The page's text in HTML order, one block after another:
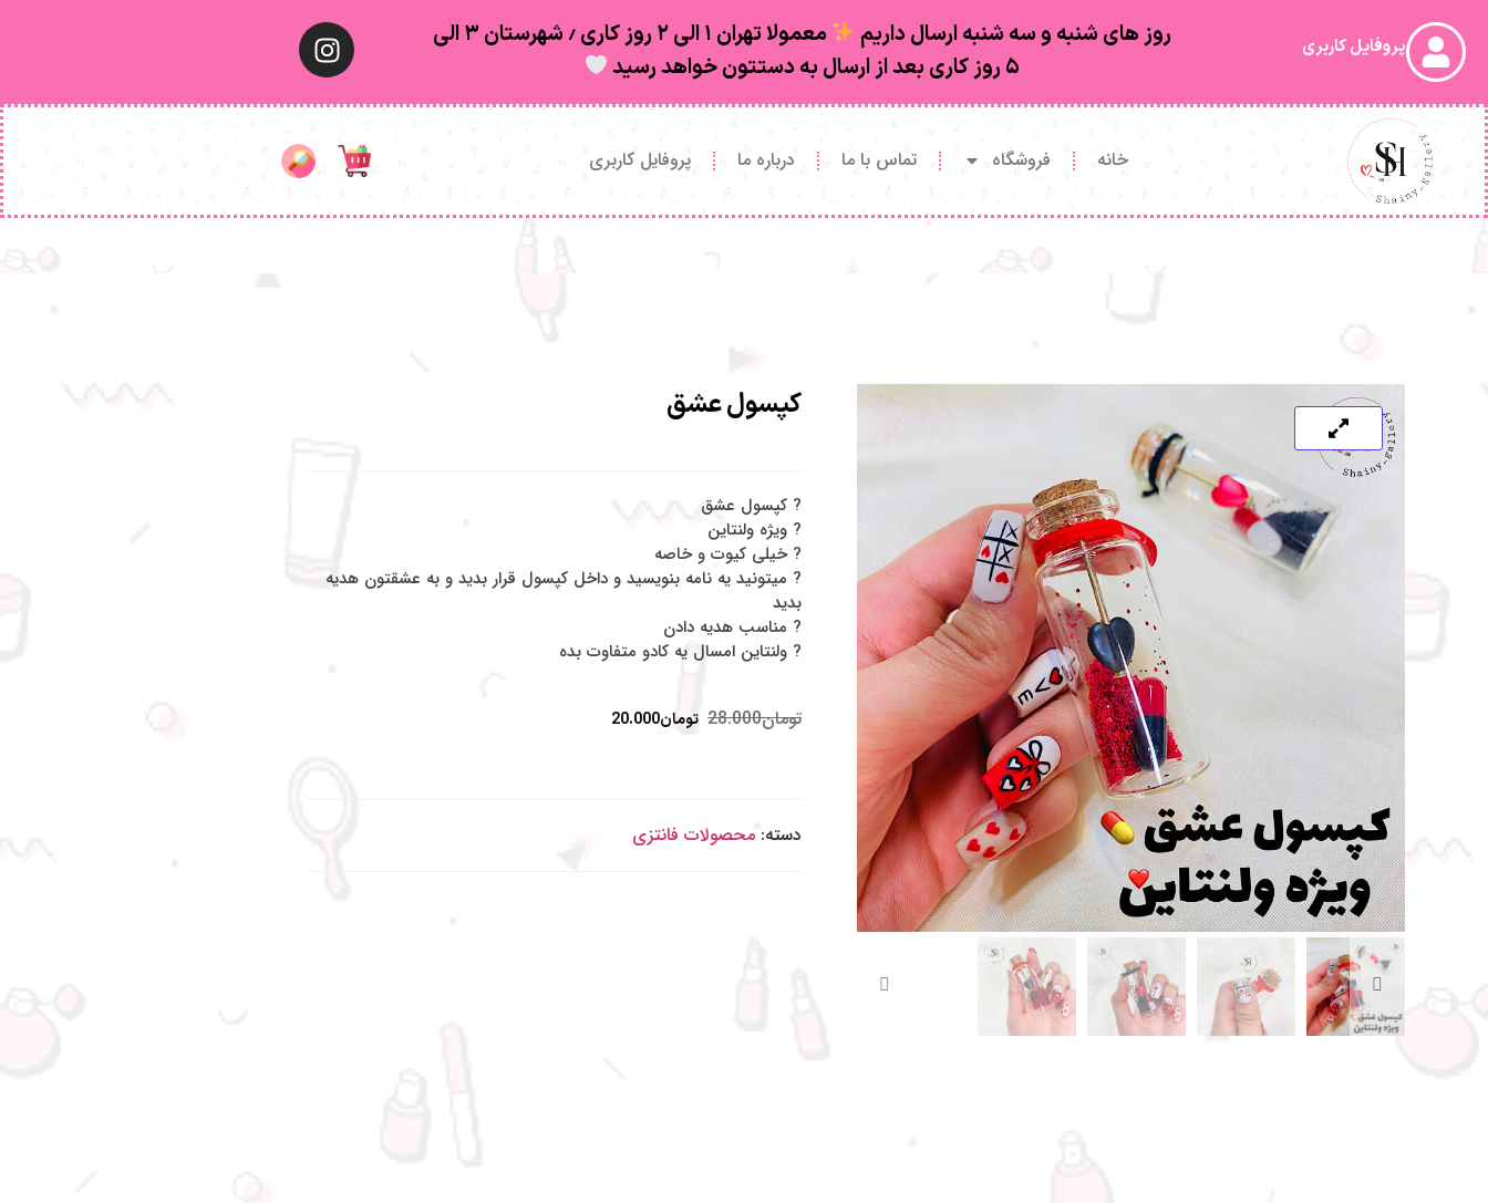
پروفایل کاربری روز های شنبه و سه شنبه ارسال داریم
معمولا تهران ۱ الی ۲ روز‌ کاری ٫ شهرستان ۳ الی
۵ روز کاری بعد از ارسال به دستتون خواهد رسید
خانه فروشگاه تماس با ما درباره ما پروفایل کاربری
کپسول عشق
? کپسول عشق
? ویژه ولنتاین
? خیلی کیوت و خاصه
? میتونید یه نامه بنویسید و داخل کپسول قرار بدید و به عشقتون هدیه
بدید
? مناسب هدیه دادن
? ولنتاین امسال یه کادو متفاوت بده
تومان28.000 تومان20.000
دسته: محصولات فانتزی